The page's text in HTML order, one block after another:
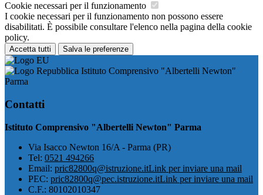
Cookie necessari per il funzionamento
I cookie necessari per il funzionamento non possono essere
disabilitati. È possibile consultare l'elenco nella pagina della cookie
policy.
Accetta tutti Salva le preferenze
Istituto Comprensivo "Albertelli Newton"
Parma
Contatti
Istituto Comprensivo "Albertelli Newton" Parma
Via Isacco Newton 16/A - Parma (PR)
Tel: 0521 494266
Email: pric82800q@istruzione.itLink per inviare una mail
PEC: pric82800q@pec.istruzione.itLink per inviare una mail
C.F.: 80102010347